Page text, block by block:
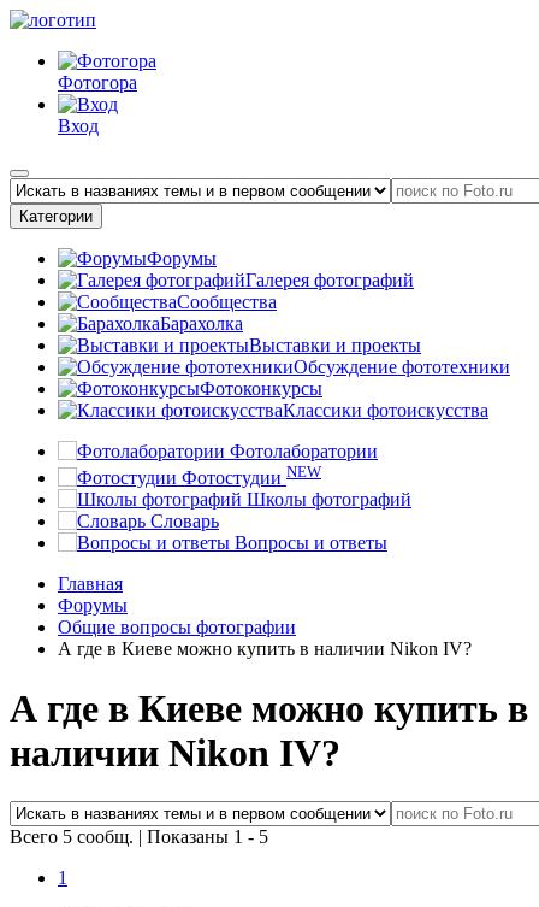
Фотогора
Вход
Категории
Форумы
Галерея фотографий
Сообщества
Барахолка
Выставки и проекты
Обсуждение фототехники
Фотоконкурсы
Классики фотоискусства
Фотолаборатории
Фотостудии NEW
Школы фотографий
Словарь
Вопросы и ответы
Главная
Форумы
Общие вопросы фотографии
А где в Киеве можно купить в наличии Nikon IV?
А где в Киеве можно купить в
наличии Nikon IV?
Всего 5 сообщ. | Показаны 1 - 5
1